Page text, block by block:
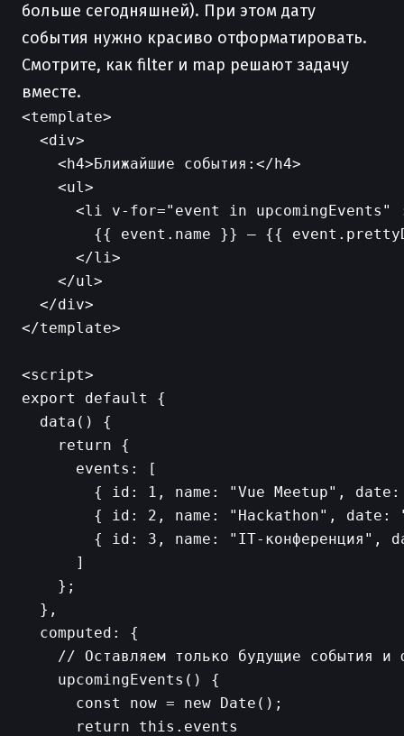
больше сегодняшней). При этом дату
события нужно красиво отформатировать.
Смотрите, как filter и map решают задачу
вместе.
<template>
  <div>
    <h4>Ближайшие события:</h4>
    <ul>
<li v-for="event in upcomingEvents"
{{ event.name }} — {{
      </li>
    </ul>
  </div>
</template>
<script>
export default {
  data() {
    return {
      events: [
{ id: 1, name: "Vue Meetup",
{ id: 2, name: "Hackathon", date:
{ id: 3, name: "IT-конференция",
      ]
    };
  },
  computed: {
// Оставляем только будущие события и
    upcomingEvents() {
      const now = new Date();
      return this.events